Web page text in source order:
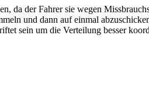
da der Fahrer sie wegen
und dann auf einmal
sein um die Verteilung besser